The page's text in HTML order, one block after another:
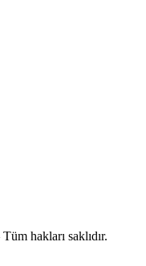
hakları saklıdır.